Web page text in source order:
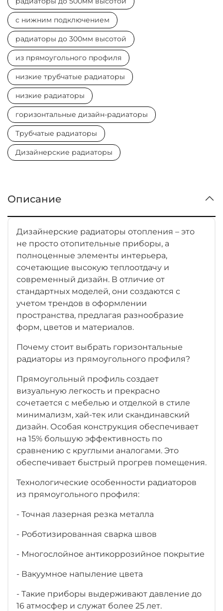
с нижним подключением
радиаторы до 300мм высотой
из прямоугольного профиля
низкие трубчатые радиаторы
низкие радиаторы
горизонтальные дизайн-радиаторы
Трубчатые радиаторы
Дизайнерские радиаторы
Описание
Дизайнерские радиаторы отопления – это
не просто отопительные приборы, а
полноценные элементы интерьера,
сочетающие высокую теплоотдачу и
современный дизайн. В отличие от
стандартных моделей, они создаются с
учетом трендов в оформлении
пространства, предлагая разнообразие
форм, цветов и материалов.
Почему стоит выбрать горизонтальные
радиаторы из прямоугольного профиля?
Прямоугольный профиль создает
визуальную легкость и прекрасно
сочетается с мебелью и отделкой в стиле
минимализм, хай-тек или скандинавский
дизайн. Особая конструкция обеспечивает
на 15% большую эффективность по
сравнению с круглыми аналогами. Это
обеспечивает быстрый прогрев помещения.
Технологические особенности радиаторов
из прямоугольного профиля:
- Точная лазерная резка металла
- Роботизированная сварка швов
- Многослойное антикоррозийное покрытие
- Вакуумное напыление цвета
- Такие приборы выдерживают давление до
16 атмосфер и служат более 25 лет.